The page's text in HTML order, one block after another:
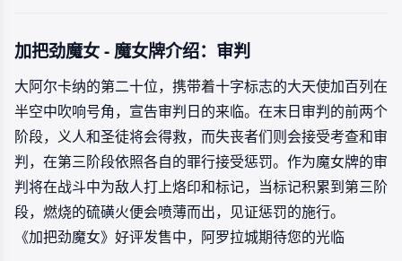
加把劲魔女 - 魔女牌介绍：审判
大阿尔卡纳的第二十位，携带着十字标志的大天使加百列在
半空中吹响号角，宣告审判日的来临。在末日审判的前两个
阶段，义人和圣徒将会得救，而失丧者们则会接受考查和审
判，在第三阶段依照各自的罪行接受惩罚。作为魔女牌的审
判将在战斗中为敌人打上烙印和标记，当标记积累到第三阶
段，燃烧的硫磺火便会喷薄而出，见证惩罚的施行。
《加把劲魔女》好评发售中，阿罗拉城期待您的光临